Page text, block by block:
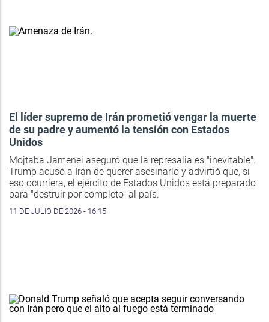
El líder supremo de Irán prometió vengar la muerte
de su padre y aumentó la tensión con Estados
Unidos
Mojtaba Jamenei aseguró que la represalia es "inevitable".
Trump acusó a Irán de querer asesinarlo y advirtió que, si
eso ocurriera, el ejército de Estados Unidos está preparado
para "destruir por completo" al país.
11 DE JULIO DE 2026 - 16:15